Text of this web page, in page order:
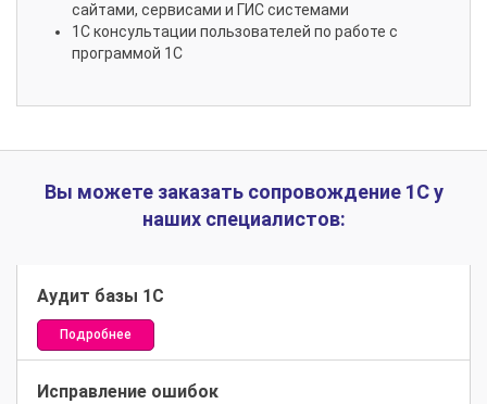
сайтами, сервисами и ГИС системами
1С консультации пользователей по работе с
программой 1С
Вы можете заказать сопровождение 1С у
наших специалистов:
Аудит базы 1С
Подробнее
Исправление ошибок